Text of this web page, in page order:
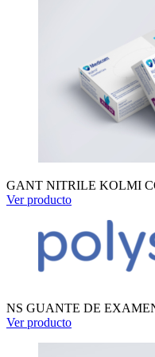
GANT NITRILE KOLMI
Ver producto
NS GUANTE DE
Ver producto